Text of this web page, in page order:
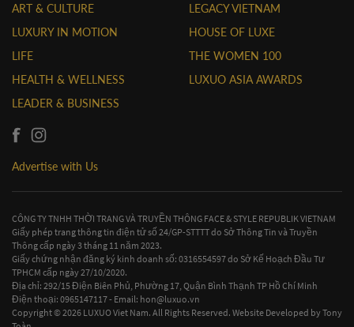
ART & CULTURE
LUXURY IN MOTION
LIFE
HEALTH & WELLNESS
LEADER & BUSINESS
LEGACY VIETNAM
HOUSE OF LUXE
THE WOMEN 100
LUXUO ASIA AWARDS
Advertise with Us
CÔNG TY TNHH THỜI TRANG VÀ TRUYỀN THÔNG FACE & STYLE REPUBLIK VIETNAM
Giấy phép trang thông tin điện tử số 24/GP-STTTT do Sở Thông Tin và Truyền
Thông cấp ngày 3 tháng 11 năm 2023.
Giấy chứng nhận đăng ký kinh doanh số: 0316554597 do Sở Kế Hoạch Đầu Tư
TPHCM cấp ngày 27/10/2020.
Địa chỉ: 292/15 Điện Biên Phủ, Phường 17, Quận Bình Thạnh TP Hồ Chí Minh
Điện thoại: 0965147117 - Email: hon@luxuo.vn
Copyright © 2026 LUXUO Viet Nam. All Rights Reserved. Website Developed byTony